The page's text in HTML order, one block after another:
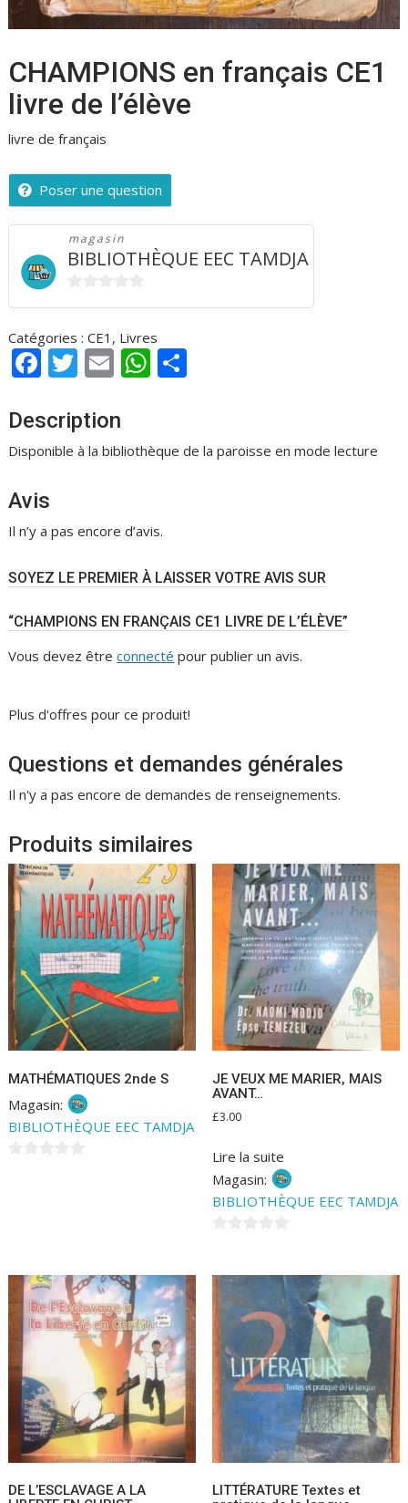
CHAMPIONS en français CE1
livre de l’élève
livre de français
Poser une question
magasin
BIBLIOTHÈQUE EEC TAMDJA
u
r
Catégories :CE1 , Livres
F
ac
e
b
o
k
T
w
itt
er
E
m
ai
l
W
h
s
p
g
Description
Disponible à la bibliothèque de la paroisse en mode lecture
Avis
Il n’y a pas encore d’avis.
SOYEZ LE PREMIER À LAISSER VOTRE AVIS SUR
“CHAMPIONS EN FRANÇAIS CE1 LIVRE DE L’ÉLÈVE”
Vous devez êtreconnecté pour publier un avis.
Plus d'offres pour ce produit!
Questions et demandes générales
Il n'y a pas encore de demandes de renseignements.
Produits similaires
MATHÉMATIQUES 2nde S
Magasin:
BIBLIOTHÈQUE EEC TAMDJA
JE VEUX ME MARIER, MAIS
AVANT…
£3.00
Lire la suite
Magasin:
BIBLIOTHÈQUE EEC TAMDJA
u
r
DE L’ESCLAVAGE A LA
LITTÉRATURE Textes et